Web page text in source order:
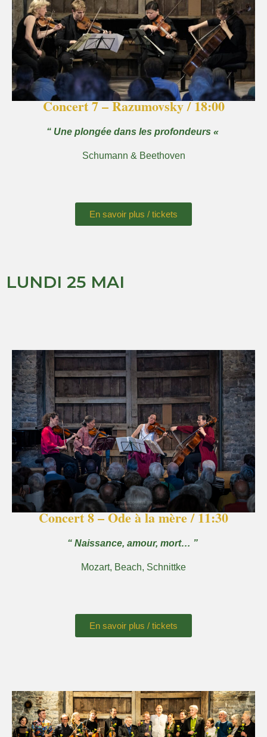
Concert 7 – Razumovsky / 18:00
“ Une plongée dans les profondeurs «
Schumann & Beethoven
En savoir plus / tickets
LUNDI 25 MAI
Concert 8 – Ode à la mère / 11:30
“ Naissance, amour, mort… ”
Mozart, Beach, Schnittke
En savoir plus / tickets